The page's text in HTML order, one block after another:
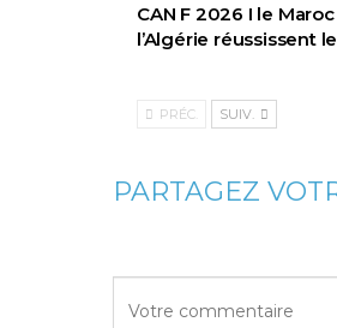
CAN F 2026 I le
l’Algérie réussissent
PRÉC. SUIV.
PARTAGEZ